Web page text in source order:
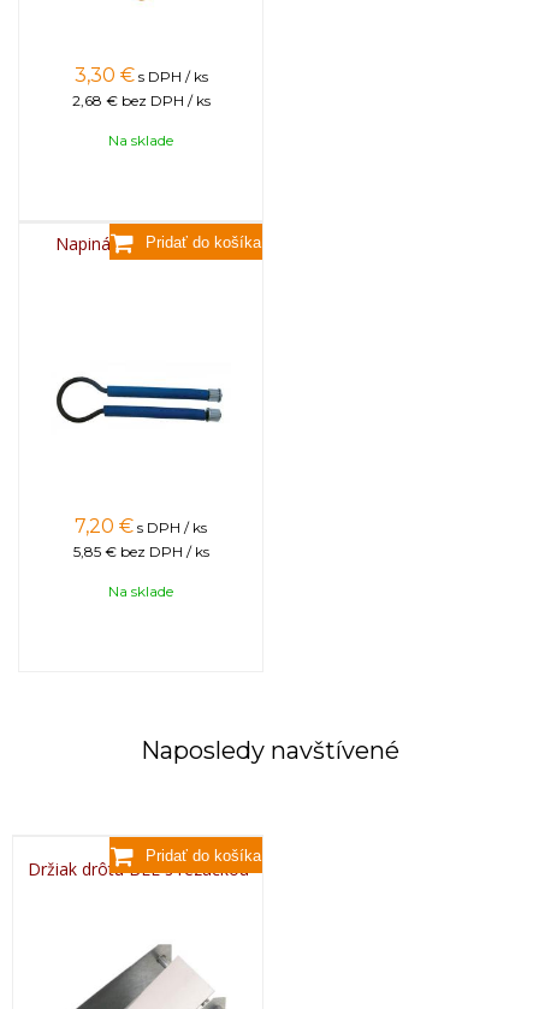
3,30 € s DPH / ks
2,68 € bez DPH / ks
Na sklade
Napinák drôtu kovový
7,20 € s DPH / ks
5,85 € bez DPH / ks
Na sklade
Naposledy navštívené
Držiak drôtu BEE s rezačkou